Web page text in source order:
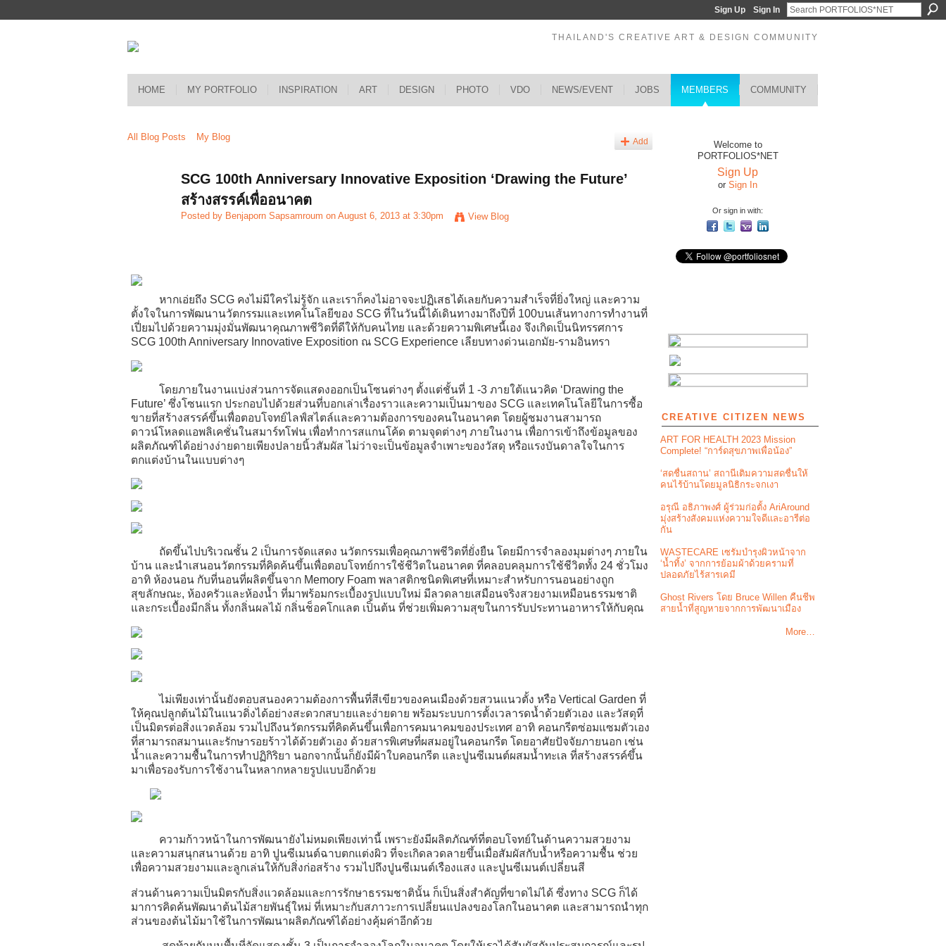
Sign Up Sign In
THAILAND'S CREATIVE ART & DESIGN COMMUNITY
HOME MY PORTFOLIO INSPIRATION ART DESIGN PHOTO VDO NEWS/EVENT JOBS MEMBERS COMMUNITY
All Blog Posts My Blog Add
SCG 100th Anniversary Innovative Exposition ‘Drawing the Future’
สร้างสรรค์เพื่ออนาคต
Posted by Benjaporn Sapsamroum on August 6, 2013 at 3:30pm View Blog
หากเอ่ยถึง SCG คงไม่มีใครไม่รู้จัก และเราก็คงไม่อาจจะปฏิเสธได้เลยกับความสำเร็จที่ยิ่งใหญ่ และความ
ตั้งใจในการพัฒนานวัตกรรมและเทคโนโลยีของ SCG ที่ในวันนี้ได้เดินทางมาถึงปีที่ 100บนเส้นทางการทำงานที่
เปี่ยมไปด้วยความมุ่งมั่นพัฒนาคุณภาพชีวิตที่ดีให้กับคนไทย และด้วยความพิเศษนี้เอง จึงเกิดเป็นนิทรรศการ
SCG 100th Anniversary Innovative Exposition ณ SCG Experience เลียบทางด่วนเอกมัย-รามอินทรา
โดยภายในงานแบ่งส่วนการจัดแสดงออกเป็นโซนต่างๆ ตั้งแต่ชั้นที่ 1 -3 ภายใต้แนวคิด ‘Drawing the
Future’ ซึ่งโซนแรก ประกอบไปด้วยส่วนที่บอกเล่าเรื่องราวและความเป็นมาของ SCG และเทคโนโลยีในการซื้อ
ขายที่สร้างสรรค์ขึ้นเพื่อตอบโจทย์ไลฟ์สไตล์และความต้องการของคนในอนาคต โดยผู้ชมงานสามารถ
ดาวน์โหลดแอพลิเคชั่นในสมาร์ทโฟน เพื่อทำการสแกนโค้ด ตามจุดต่างๆ ภายในงาน เพื่อการเข้าถึงข้อมูลของ
ผลิตภัณฑ์ได้อย่างง่ายดายเพียงปลายนิ้วสัมผัส ไม่ว่าจะเป็นข้อมูลจำเพาะของวัสดุ หรือแรงบันดาลใจในการ
ตกแต่งบ้านในแบบต่างๆ
ถัดขึ้นไปบริเวณชั้น 2 เป็นการจัดแสดง นวัตกรรมเพื่อคุณภาพชีวิตที่ยั่งยืน โดยมีการจำลองมุมต่างๆ ภายใน
บ้าน และนำเสนอนวัตกรรมที่คิดค้นขึ้นเพื่อตอบโจทย์การใช้ชีวิตในอนาคต ที่คลอบคลุมการใช้ชีวิตทั้ง 24 ชั่วโมง
อาทิ ห้องนอน กับที่นอนที่ผลิตขึ้นจาก Memory Foam พลาสติกชนิดพิเศษที่เหมาะสำหรับการนอนอย่างถูก
สุขลักษณะ, ห้องครัวและห้องน้ำ ที่มาพร้อมกระเบื้องรูปแบบใหม่ มีลวดลายเสมือนจริงสวยงามเหมือนธรรมชาติ
และกระเบื้องมีกลิ่น ทั้งกลิ่นผลไม้ กลิ่นช็อคโกแลต เป็นต้น ที่ช่วยเพิ่มความสุขในการรับประทานอาหารให้กับคุณ
ไม่เพียงเท่านั้นยังตอบสนองความต้องการพื้นที่สีเขียวของคนเมืองด้วยสวนแนวตั้ง หรือ Vertical Garden ที่
ให้คุณปลูกต้นไม้ในแนวดิ่งได้อย่างสะดวกสบายและง่ายดาย พร้อมระบบการตั้งเวลารดน้ำด้วยตัวเอง และวัสดุที่
เป็นมิตรต่อสิ่งแวดล้อม รวมไปถึงนวัตกรรมที่คิดค้นขึ้นเพื่อการคมนาคมของประเทศ อาทิ คอนกรีตซ่อมแซมตัวเอง
ที่สามารถสมานและรักษารอยร้าวได้ด้วยตัวเอง ด้วยสารพิเศษที่ผสมอยู่ในคอนกรีต โดยอาศัยปัจจัยภายนอก เช่น
น้ำและความชื้นในการทำปฏิกิริยา นอกจากนั้นก็ยังมีผ้าใบคอนกรีต และปูนซีเมนต์ผสมน้ำทะเล ที่สร้างสรรค์ขึ้น
มาเพื่อรองรับการใช้งานในหลากหลายรูปแบบอีกด้วย
ความก้าวหน้าในการพัฒนายังไม่หมดเพียงเท่านี้ เพราะยังมีผลิตภัณฑ์ที่ตอบโจทย์ในด้านความสวยงาม
และความสนุกสนานด้วย อาทิ ปูนซีเมนต์ฉาบตกแต่งผิว ที่จะเกิดลวดลายขึ้นเมื่อสัมผัสกับน้ำหรือความชื้น ช่วย
เพื่อความสวยงามและลูกเล่นให้กับสิ่งก่อสร้าง รวมไปถึงปูนซีเมนต์เรืองแสง และปูนซีเมนต์เปลี่ยนสี
ส่วนด้านความเป็นมิตรกับสิ่งแวดล้อมและการรักษาธรรมชาตินั้น ก็เป็นสิ่งสำคัญที่ขาดไม่ได้ ซึ่งทาง SCG ก็ได้
มาการคิดค้นพัฒนาต้นไม้สายพันธุ์ใหม่ ที่เหมาะกับสภาวะการเปลี่ยนแปลงของโลกในอนาคต และสามารถนำทุก
ส่วนของต้นไม้มาใช้ในการพัฒนาผลิตภัณฑ์ได้อย่างคุ้มค่าอีกด้วย
Welcome to
PORTFOLIOS*NET
Sign Up
or Sign In
Or sign in with:
CREATIVE CITIZEN NEWS
ART FOR HEALTH 2023 Mission
Complete! “การ์ดสุขภาพเพื่อน้อง”
‘สดชื่นสถาน’ สถานีเติมความสดชื่นให้
คนไร้บ้านโดยมูลนิธิกระจกเงา
อรุณี อธิภาพงศ์ ผู้ร่วมก่อตั้ง AriAround
มุ่งสร้างสังคมแห่งความใจดีและอารีต่อ
กัน
WASTECARE เซรัมบำรุงผิวหน้าจาก
‘น้ำทิ้ง’ จากการย้อมผ้าด้วยครามที่
ปลอดภัยไร้สารเคมี
Ghost Rivers โดย Bruce Willen คืนชีพ
สายน้ำที่สูญหายจากการพัฒนาเมือง
More…